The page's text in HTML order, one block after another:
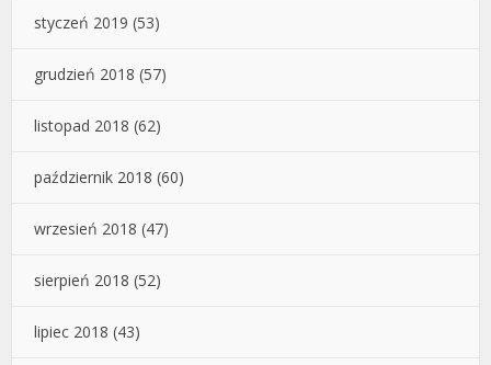
styczeń 2019 (53)
grudzień 2018 (57)
listopad 2018 (62)
październik 2018 (60)
wrzesień 2018 (47)
sierpień 2018 (52)
lipiec 2018 (43)